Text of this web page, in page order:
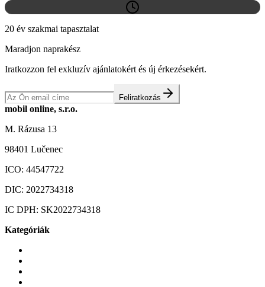
20 év szakmai tapasztalat
Maradjon naprakész
Iratkozzon fel exkluzív ajánlatokért és új érkezésekért.
Feliratkozás
mobil online, s.r.o.
M. Rázusa 13
98401 Lučenec
ICO: 44547722
DIC: 2022734318
IC DPH: SK2022734318
Kategóriák